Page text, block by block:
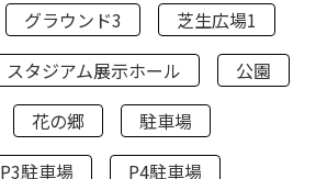
グラウンド3
芝生広場1
スタジアム展示ホール
公園
花の郷
駐車場
P3駐車場
P4駐車場